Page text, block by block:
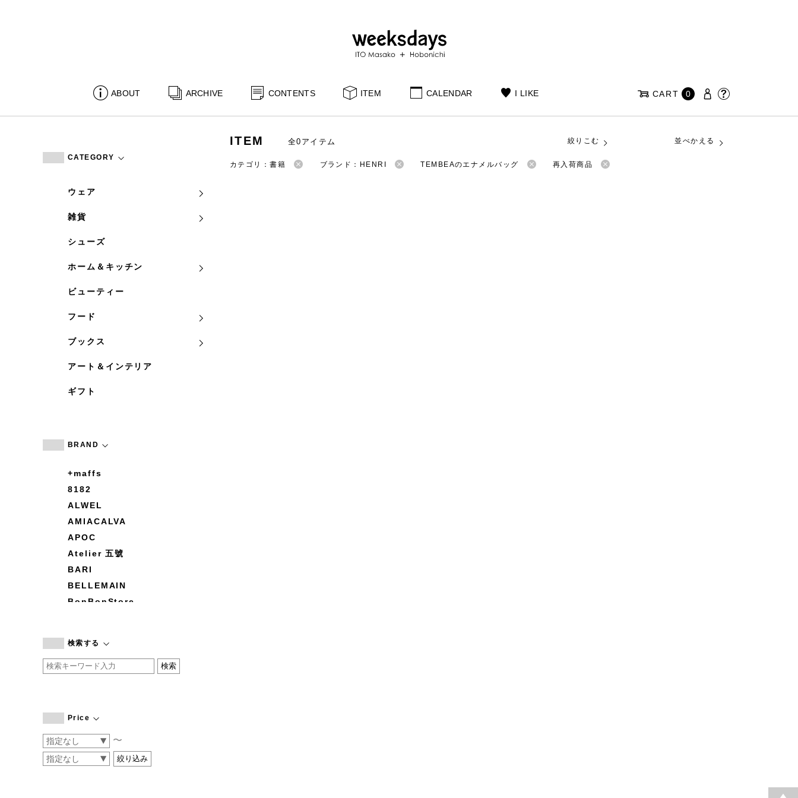
ABOUT ARCHIVE CONTENTS ITEM CALENDAR I LIKE CART 0
CATEGORY
ウェア
雑貨
シューズ
ホーム＆キッチン
ビューティー
フード
ブックス
アート＆インテリア
ギフト
BRAND
+maffs
8182
ALWEL
AMIACALVA
APOC
Atelier 五號
BARI
BELLEMAIN
BonBonStore
by basics
CATWORTH
COGTHEBIGSMOKE
CONVERSE
DEAN & DELUCA
検索する
Price
〜
ITEM 全0アイテム 絞りこむ 並べかえる
カテゴリ：書籍 ブランド：HENRI TEMBEAのエナメルバッグ 再入荷商品